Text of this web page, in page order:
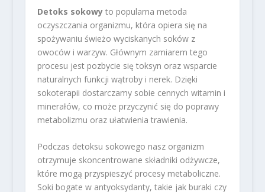
Detoks sokowyto popularna metoda
oczyszczania organizmu, która opiera się na
spożywaniu świeżo wyciskanych soków z
owoców i warzyw. Głównym zamiarem tego
procesu jest pozbycie się toksyn oraz wsparcie
naturalnych funkcji wątroby i nerek. Dzięki
sokoterapii dostarczamy sobie cennych witamin i
minerałów, co może przyczynić się do poprawy
metabolizmu oraz ułatwienia trawienia.
Podczas detoksu sokowego nasz organizm
otrzymuje skoncentrowane składniki odżywcze,
które mogą przyspieszyć procesy metaboliczne.
Soki bogate w antyoksydanty, takie jak buraki czy